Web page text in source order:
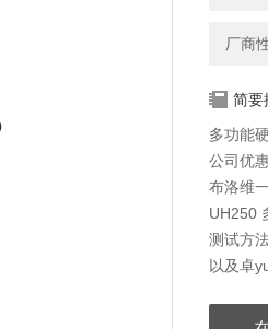
厂商
简要
多功能
公司优
布洛维
UH250
测试方
以及卓